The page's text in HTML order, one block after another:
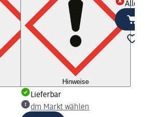
Hinweise
Lieferbar
dm Markt wählen
Alle